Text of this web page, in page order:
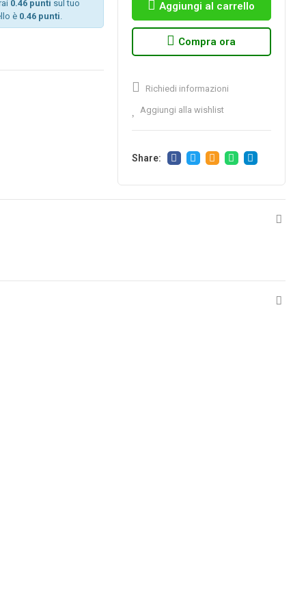
0.46 punti sul tuo
è 0.46 punti
Aggiungi al carrello
Compra ora
Richiedi informazioni
Aggiungi alla wishlist